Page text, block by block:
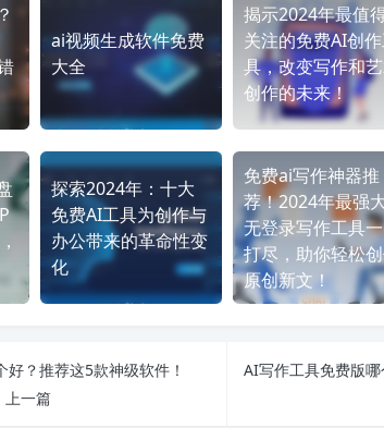
ai视频生成软件免费
大全
揭示2024年最值
关注的免费AI创
具，改变写作和
创作的未来！
探索2024年：十大
免费AI工具为创作与
办公带来的革命性变
化
免费ai写作神器推
荐！2024年最强
无登录写作工具
打尽，助你轻松
原创新文！
？推荐这5款神级软件！
上一篇